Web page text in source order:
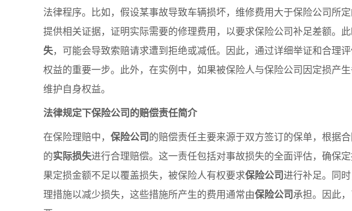
法律程序。比如，假设某事故导致车辆损坏，维修费用大于保险公司所
提供相关证据，证明实际需要的修理费用，以要求保险公司补足差额。
失，可能会导致索赔请求遭到拒绝或减低。因此，通过详细举证和合理
权益的重要一步。此外，在实例中，如果被保险人与保险公司因定损产
维护自身权益。
法律规定下保险公司的赔偿责任简介
在保险理赔中， 保险公司的赔偿责任主要来源于双方签订的保单，根据合
的实际损失进行合理赔偿。这一责任包括对事故损失的全面评估，确保
果定损金额不足以覆盖损失，被保险人有权要求保险公司进行补足。同
理措施以减少损失，这些措施所产生的费用通常由保险公司承担。因此